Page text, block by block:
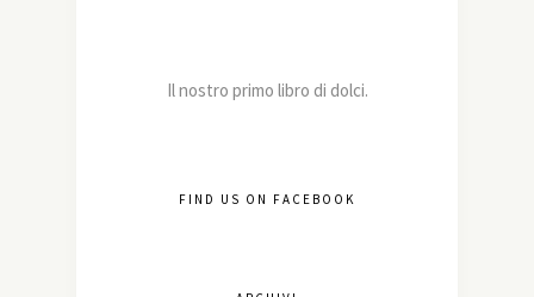
Il nostro primo libro di dolci.
FIND US ON FACEBOOK